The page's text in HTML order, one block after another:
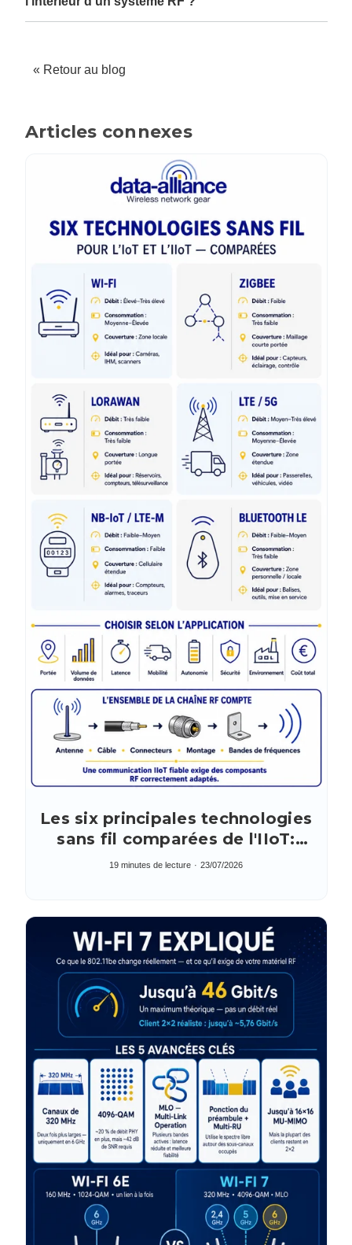
« Retour au blog
Articles connexes
Les six principales technologies
sans fil comparées de l'IIoT:
l'Internet industriel des objets
19 minutes de lecture 23/07/2026